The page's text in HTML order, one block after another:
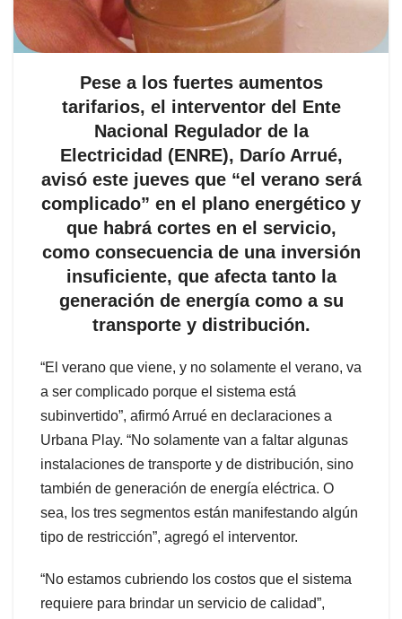
Pese a los fuertes aumentos
tarifarios, el interventor del Ente
Nacional Regulador de la
Electricidad (ENRE), Darío Arrué,
avisó este jueves que “el verano será
complicado” en el plano energético y
que habrá cortes en el servicio,
como consecuencia de una inversión
insuficiente, que afecta tanto la
generación de energía como a su
transporte y distribución.
“El verano que viene, y no solamente el verano, va
a ser complicado porque el sistema está
subinvertido”, afirmó Arrué en declaraciones a
Urbana Play. “No solamente van a faltar algunas
instalaciones de transporte y de distribución, sino
también de generación de energía eléctrica. O
sea, los tres segmentos están manifestando algún
tipo de restricción”, agregó el interventor.
“No estamos cubriendo los costos que el sistema
requiere para brindar un servicio de calidad”,